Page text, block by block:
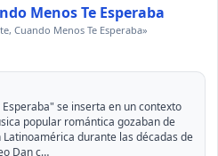
Menos Te Esperaba
Cuando Menos Te Esperaba»
se inserta en un contexto
popular romántica gozaban de
durante las décadas de
Dan c…